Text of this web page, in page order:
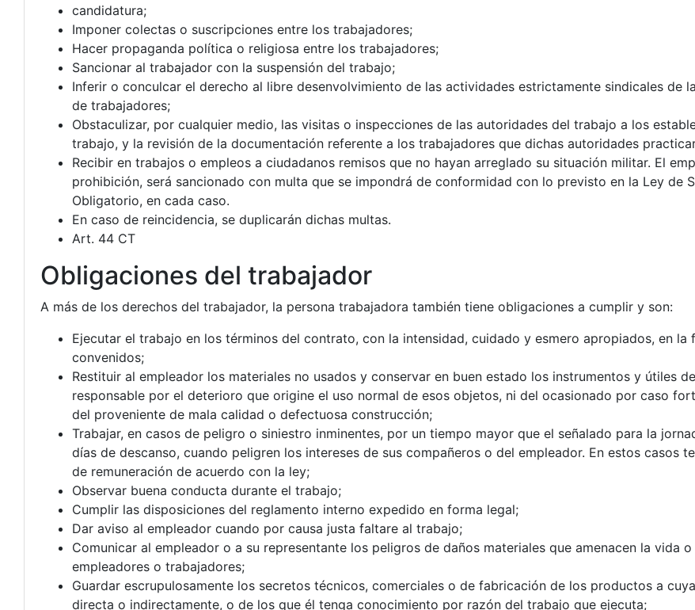
candidatura;
Imponer colectas o suscripciones entre los trabajadores;
Hacer propaganda política o religiosa entre los trabajadores;
Sancionar al trabajador con la suspensión del trabajo;
Inferir o conculcar el derecho al libre desenvolvimiento de las actividades estrictamente sindicales de
de trabajadores;
Obstaculizar, por cualquier medio, las visitas o inspecciones de las autoridades del trabajo a los
trabajo, y la revisión de la documentación referente a los trabajadores que dichas autoridades
Recibir en trabajos o empleos a ciudadanos remisos que no hayan arreglado su situación militar. El
prohibición, será sancionado con multa que se impondrá de conformidad con lo previsto en la Ley de
Obligatorio, en cada caso.
En caso de reincidencia, se duplicarán dichas multas.
Art. 44 CT
Obligaciones del trabajador
A más de los derechos del trabajador, la persona trabajadora también tiene obligaciones a cumplir y son:
Ejecutar el trabajo en los términos del contrato, con la intensidad, cuidado y esmero apropiados, en la
convenidos;
Restituir al empleador los materiales no usados y conservar en buen estado los instrumentos y útiles
responsable por el deterioro que origine el uso normal de esos objetos, ni del ocasionado por caso
del proveniente de mala calidad o defectuosa construcción;
Trabajar, en casos de peligro o siniestro inminentes, por un tiempo mayor que el señalado para la
días de descanso, cuando peligren los intereses de sus compañeros o del empleador. En estos casos
de remuneración de acuerdo con la ley;
Observar buena conducta durante el trabajo;
Cumplir las disposiciones del reglamento interno expedido en forma legal;
Dar aviso al empleador cuando por causa justa faltare al trabajo;
Comunicar al empleador o a su representante los peligros de daños materiales que amenacen la vida
empleadores o trabajadores;
Guardar escrupulosamente los secretos técnicos, comerciales o de fabricación de los productos a
directa o indirectamente, o de los que él tenga conocimiento por razón del trabajo que ejecuta;